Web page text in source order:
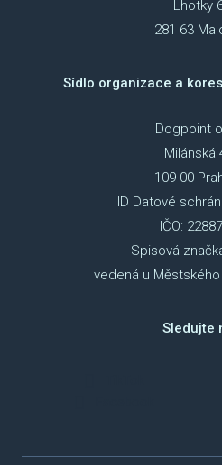
Lhotky
281 63
Sídlo organizace a
Dogpoint
Milánská
109 00
ID Datové
IČO:
Spisová
vedená u
Sledujte